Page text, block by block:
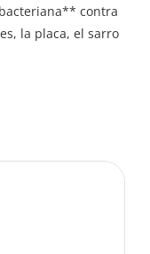
contra
la placa, el sarro